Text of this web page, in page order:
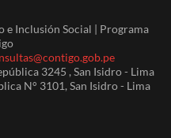
Inclusión Social | Programa
3245 , San Isidro - Lima
N° 3101, San Isidro - Lima